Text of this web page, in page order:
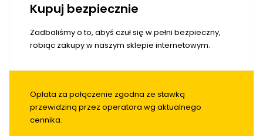
Kupuj bezpiecznie
Zadbaliśmy o to, abyś czuł się w pełni bezpieczny,
robiąc zakupy w naszym sklepie internetowym.
Opłata za połączenie zgodna ze stawką
przewidziną przez operatora wg aktualnego
cennika.